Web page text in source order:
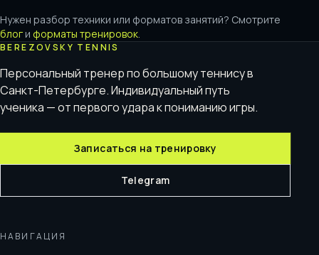
Нужен разбор техники или форматов занятий? Смотрите
блог и форматы тренировок.
BEREZOVSKY TENNIS
Персональный тренер по большому теннису в
Санкт-Петербурге. Индивидуальный путь
ученика — от первого удара к пониманию игры.
Записаться на тренировку
Telegram
НАВИГАЦИЯ